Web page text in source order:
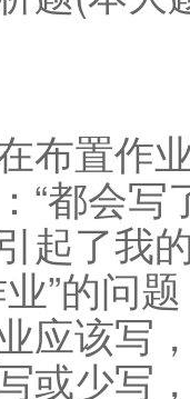
置作业
“都会写
起了我
”的问
应该写
或少写